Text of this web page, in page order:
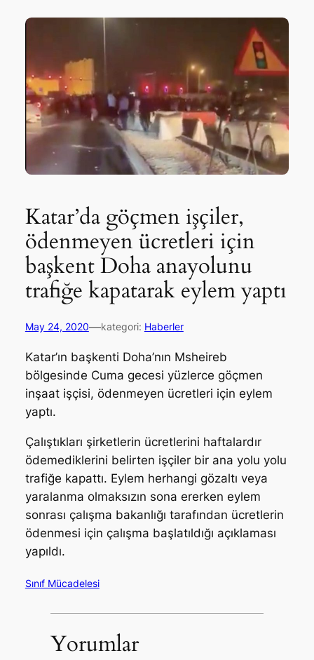
Katar’da göçmen işçiler,
ödenmeyen ücretleri için
başkent Doha anayolunu
trafiğe kapatarak eylem yaptı
May 24, 2020—kategori: Haberler
Katar’ın başkenti Doha’nın Msheireb
bölgesinde Cuma gecesi yüzlerce göçmen
inşaat işçisi, ödenmeyen ücretleri için eylem
yaptı.
Çalıştıkları şirketlerin ücretlerini haftalardır
ödemediklerini belirten işçiler bir ana yolu yolu
trafiğe kapattı. Eylem herhangi gözaltı veya
yaralanma olmaksızın sona ererken eylem
sonrası çalışma bakanlığı tarafından ücretlerin
ödenmesi için çalışma başlatıldığı açıklaması
yapıldı.
Sınıf Mücadelesi
Yorumlar